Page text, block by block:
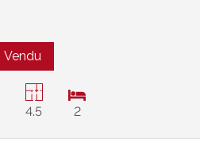
Vendu
4.5 2